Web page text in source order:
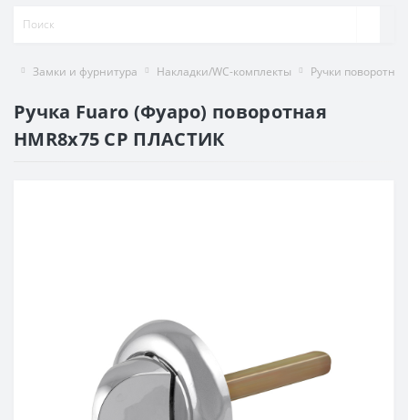
Замки и фурнитура Накладки/WC-комплекты Ручки
Ручка Fuaro (Фуаро) поворотная
HMR8x75 CP ПЛАСТИК